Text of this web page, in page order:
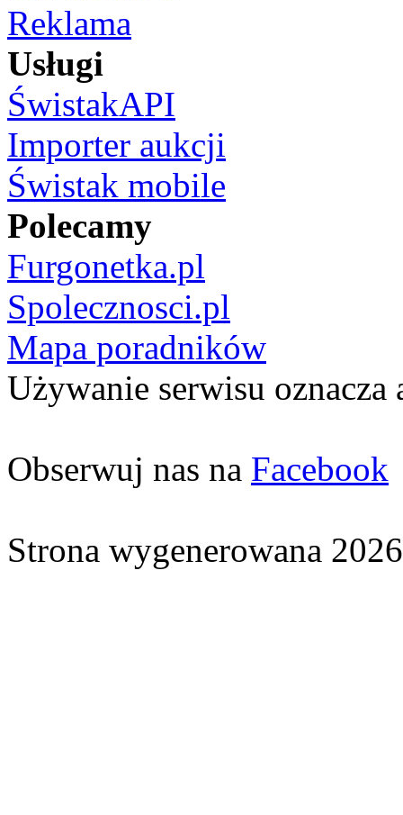
Reklama
Usługi
ŚwistakAPI
Importer aukcji
Świstak mobile
Polecamy
Furgonetka.pl
Spolecznosci.pl
Mapa poradników
Używanie serwisu oznacza
Obserwuj nas na Facebook
Strona wygenerowana